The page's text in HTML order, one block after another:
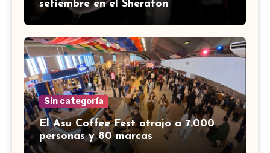
setiembre en el Sheraton
Sin categoría
El Asu Coffee Fest atrajo a 7.000
personas y 80 marcas